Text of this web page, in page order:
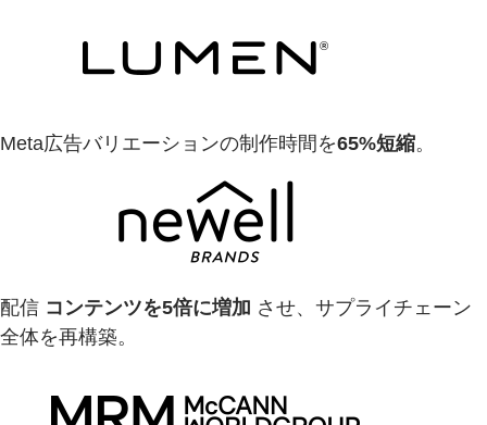
Meta広告バリエーションの制作時間を65%短縮。
配信 コンテンツを5倍に増加 させ、サプライチェーン
全体を再構築。